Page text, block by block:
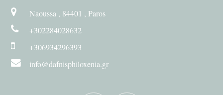
Naoussa , 84401 , Paros
+302284028632
+306934296393
info@dafnisphiloxenia.gr